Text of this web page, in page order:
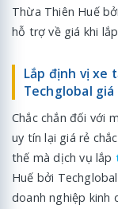
Thừa Thiên Huế
hỗ trợ về giá khi
Lắp định vị xe
Techglobal
Chắc chắn đối với
uy tín lại giá rẻ
thế mà dịch vụ lắp
Huế bởi
doanh nghiệp kinh